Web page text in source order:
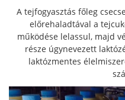
A tejfogyasztás főleg
előrehaladtával a
működése lelassul, majd
része úgynevezett
laktózmentes